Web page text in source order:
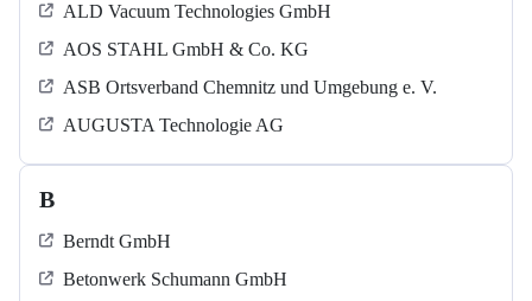
ALD Vacuum Technologies GmbH
AOS STAHL GmbH & Co. KG
ASB Ortsverband Chemnitz und Umgebung e. V.
AUGUSTA Technologie AG
B
Berndt GmbH
Betonwerk Schumann GmbH